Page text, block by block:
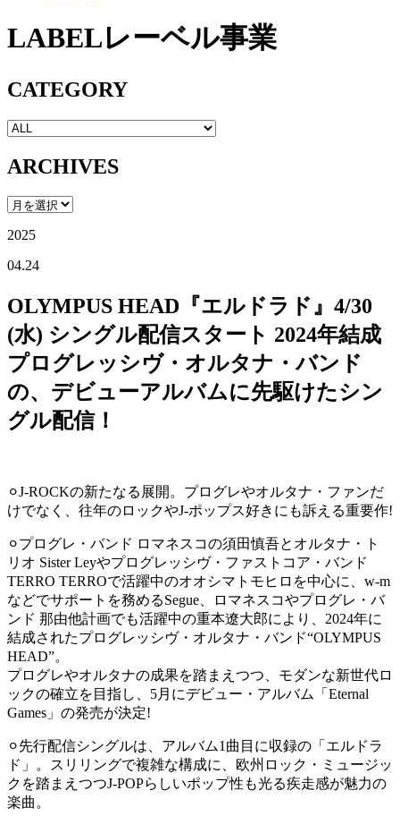
LABELレーベル事業
CATEGORY
ARCHIVES
2025
04.24
OLYMPUS HEAD『エルドラド』4/30
(水) シングル配信スタート 2024年結成
プログレッシヴ・オルタナ・バンド
の、デビューアルバムに先駆けたシン
グル配信！
⚪︎J-ROCKの新たなる展開。プログレやオルタナ・ファンだ
けでなく、往年のロックやJ-ポップス好きにも訴える重要作!
⚪︎プログレ・バンド ロマネスコの須田慎吾とオルタナ・ト
リオ Sister Leyやプログレッシヴ・ファストコア・バンド
TERRO TERROで活躍中のオオシマトモヒロを中心に、w-m
などでサポートを務めるSegue、ロマネスコやプログレ・バ
ンド 那由他計画でも活躍中の重本遼大郎により、2024年に
結成されたプログレッシヴ・オルタナ・バンド“OLYMPUS
HEAD”。
プログレやオルタナの成果を踏まえつつ、モダンな新世代ロ
ックの確立を目指し、5月にデビュー・アルバム「Eternal
Games」の発売が決定!
⚪︎先行配信シングルは、アルバム1曲目に収録の「エルドラ
ド」。スリリングで複雑な構成に、欧州ロック・ミュージッ
クを踏まえつつJ-POPらしいポップ性も光る疾走感が魅力の
楽曲。